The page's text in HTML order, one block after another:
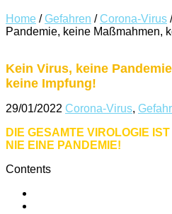
Home / Gefahren / Corona-Virus /
Pandemie, keine Maßmahmen,
Kein Virus, keine
keine Impfung!
29/01/2022 Corona-Virus,
DIE GESAMTE VIROLOGIE
NIE EINE PANDEMIE!
Contents